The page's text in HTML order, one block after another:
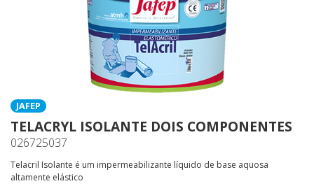
JAFEP
TELACRYL ISOLANTE DOIS COMPONENTES
026725037
Telacril Isolante é um impermeabilizante líquido de base aquosa
altamente elástico